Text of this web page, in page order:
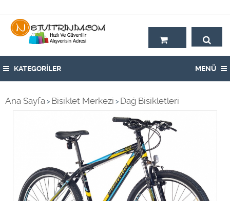
KATEGORİLER MENÜ
Ana Sayfa > Bisiklet Merkezi > Dağ Bisikletleri